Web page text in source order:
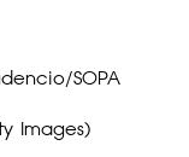
Images)